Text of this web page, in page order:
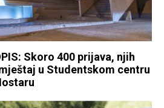
Skoro 400 prijava, njih
u Studentskom centru